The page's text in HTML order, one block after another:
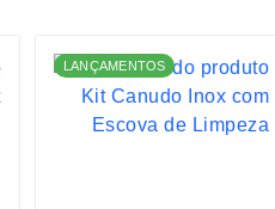
LANÇAMENTOS